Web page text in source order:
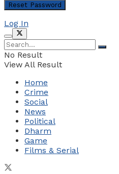
Log In
No Result
View All Result
Home
Crime
Social
News
Political
Dharm
Game
Films & Serial